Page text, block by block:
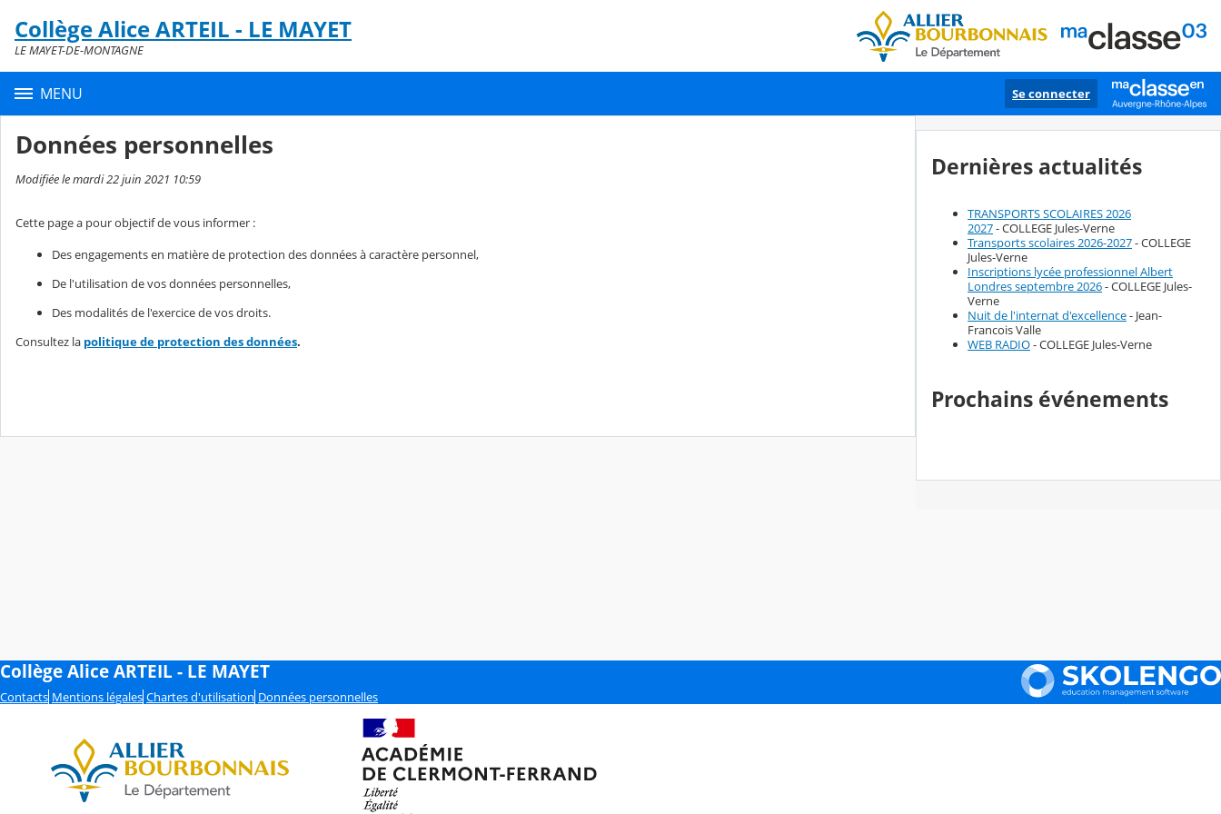
Contenu
Collège Alice ARTEIL - LE MAYET
LE MAYET-DE-MONTAGNE
MENU Se connecter
Données personnelles
Modifiée le mardi 22 juin 2021 10:59
Cette page a pour objectif de vous informer :
Des engagements en matière de protection des données à caractère personnel,
De l'utilisation de vos données personnelles,
Des modalités de l'exercice de vos droits.
Consultez la politique de protection des données.
Dernières actualités
TRANSPORTS SCOLAIRES 2026
2027- COLLEGE Jules-Verne
Transports scolaires 2026-2027- COLLEGE
Jules-Verne
Inscriptions lycée professionnel Albert
Londres septembre 2026- COLLEGE Jules-
Verne
Nuit de l'internat d'excellence- Jean-
Francois Valle
WEB RADIO- COLLEGE Jules-Verne
Prochains événements
Collège Alice ARTEIL - LE MAYET
Contacts Mentions légales Chartes d'utilisation Données personnelles